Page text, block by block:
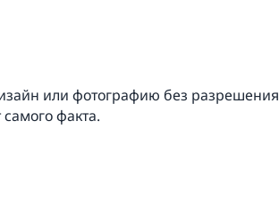
или фотографию без разрешения
факта.